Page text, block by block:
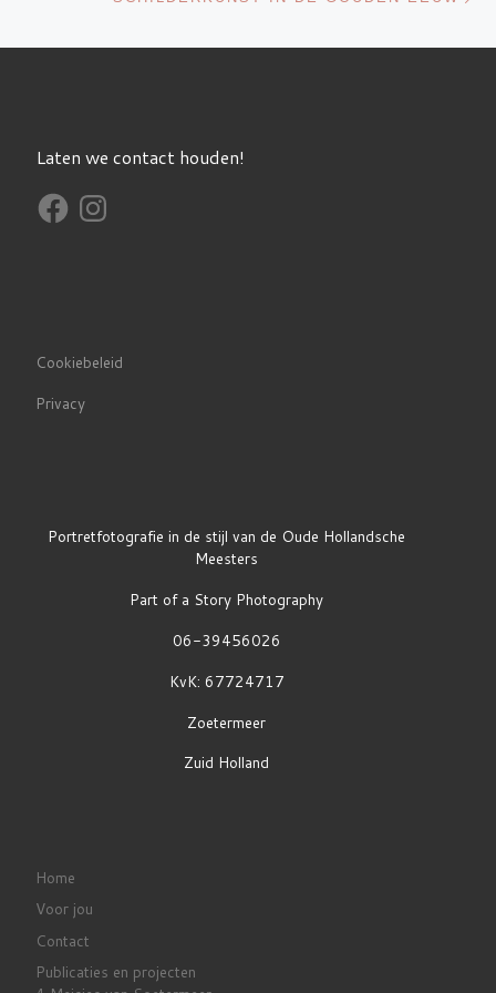
Laten we contact houden!
Cookiebeleid
Privacy
Portretfotografie in de stijl van de Oude Hollandsche
Meesters
Part of a Story Photography
06-39456026
KvK: 67724717
Zoetermeer
Zuid Holland
Home
Voor jou
Contact
Publicaties en projecten